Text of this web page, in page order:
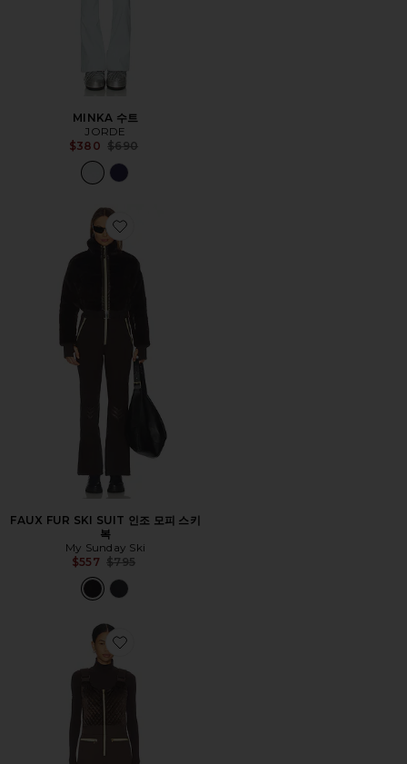
MINKA 수트
JORDE
$380 Previous price:
$690
Favorite FAUX FUR SKI SUIT 인조 모피 스키복
FAUX FUR SKI SUIT 인조 모피 스키
복
My Sunday Ski
$557 Previous price:
$795
Favorite OVERALL SKI BIB 전체 스키 빕